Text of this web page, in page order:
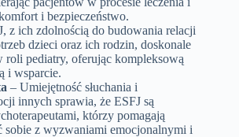
i bezpieczeństwo.
z ich zdolnością do budowania relacji
dzieci oraz ich rodzin, doskonale
roli pediatry, oferując kompleksową
i wsparcie.
– Umiejętność słuchania i
innych sprawia, że ESFJ są
którzy pomagają
sobie z wyzwaniami emocjonalnymi i